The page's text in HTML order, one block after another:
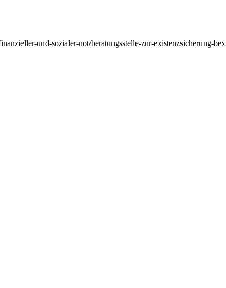
und-sozialer-not/beratungsstelle-zur-existenzsicherung-bex